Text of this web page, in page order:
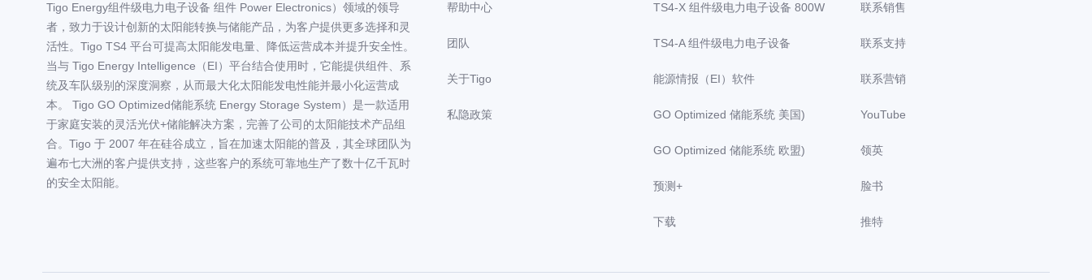
Tigo Energy组件级电力电子设备 组件 Power Electronics）领域的领导
者，致力于设计创新的太阳能转换与储能产品，为客户提供更多选择和灵
活性。Tigo TS4 平台可提高太阳能发电量、降低运营成本并提升安全性。
当与 Tigo Energy Intelligence（EI）平台结合使用时，它能提供组件、系
统及车队级别的深度洞察，从而最大化太阳能发电性能并最小化运营成
本。 Tigo GO Optimized储能系统 Energy Storage System）是一款适用
于家庭安装的灵活光伏+储能解决方案，完善了公司的太阳能技术产品组
合。Tigo 于 2007 年在硅谷成立，旨在加速太阳能的普及，其全球团队为
遍布七大洲的客户提供支持，这些客户的系统可靠地生产了数十亿千瓦时
的安全太阳能。
帮助中心
团队
关于Tigo
私隐政策
TS4-X 组件级电力电子设备 800W
TS4-A 组件级电力电子设备
能源情报（EI）软件
GO Optimized 储能系统 美国)
GO Optimized 储能系统 欧盟)
预测+
下载
联系销售
联系支持
联系营销
YouTube
领英
脸书
推特